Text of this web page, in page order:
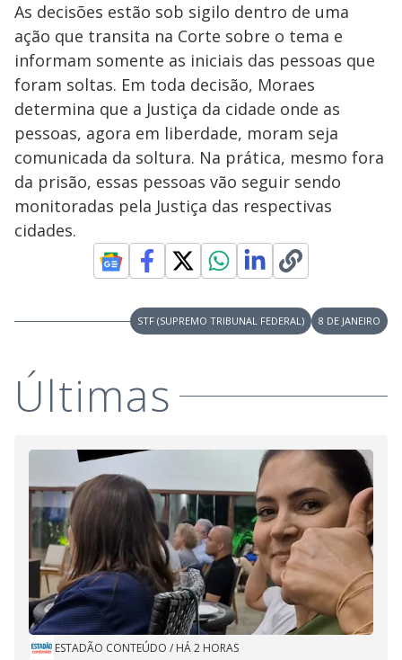
As decisões estão sob sigilo dentro de uma
ação que transita na Corte sobre o tema e
informam somente as iniciais das pessoas que
foram soltas. Em toda decisão, Moraes
determina que a Justiça da cidade onde as
pessoas, agora em liberdade, moram seja
comunicada da soltura. Na prática, mesmo fora
da prisão, essas pessoas vão seguir sendo
monitoradas pela Justiça das respectivas
cidades.
STF (SUPREMO TRIBUNAL FEDERAL) 8 DE JANEIRO
Últimas
ESTADÃO CONTEÚDO / HÁ 2 HORAS